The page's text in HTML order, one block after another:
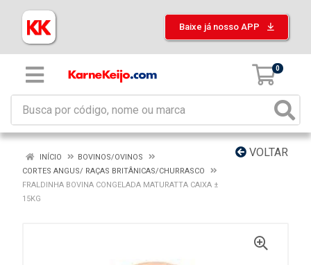
Baixe já nosso APP
0
VOLTAR
INÍCIO
BOVINOS/OVINOS
CORTES ANGUS/ RAÇAS BRITÂNICAS/CHURRASCO
FRALDINHA BOVINA CONGELADA MATURATTA CAIXA ±
15KG